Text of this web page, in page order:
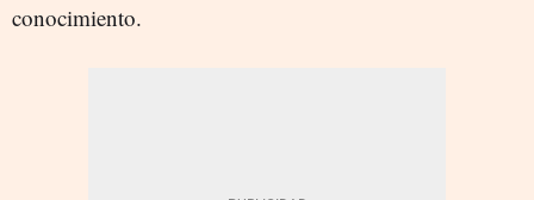
conocimiento.